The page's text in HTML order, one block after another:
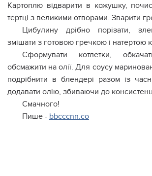
Картоплю відварити в кожушку,
тертці з великими отворами. Зварити
Цибулину дрібно порізати,
змішати з готовою гречкою і натертою
Сформувати котлетки,
обсмажити на олії. Для соусу
подрібнити в блендері разом із
додавати олію, збиваючи до
Смачного!
Пише - bbcccnn.co